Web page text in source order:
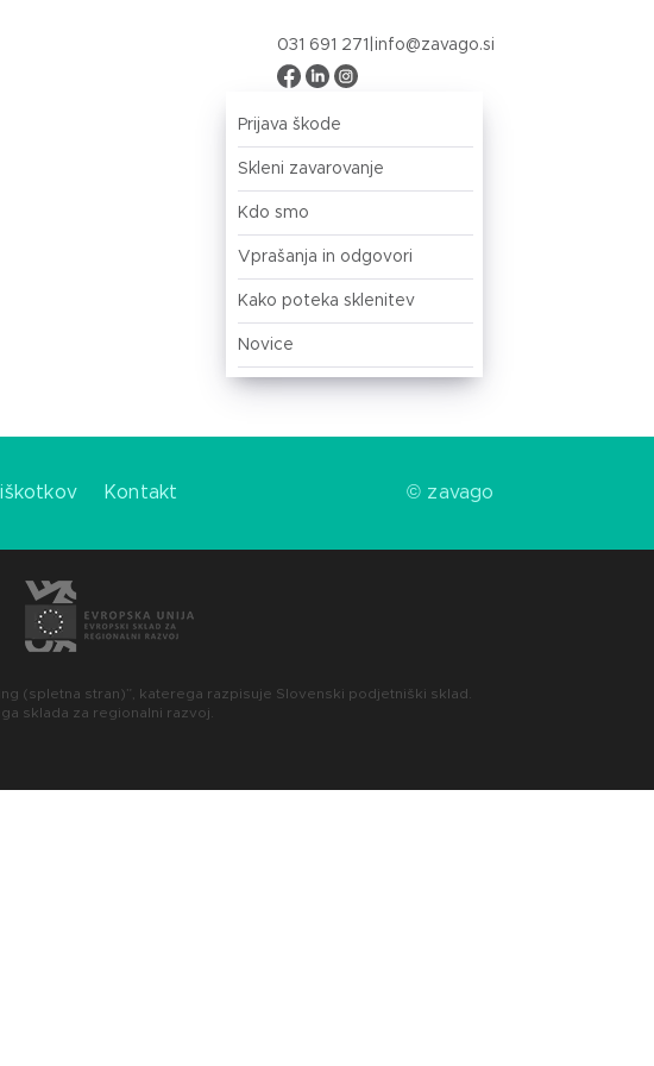
031 691 271 info@zavago.si
Prijava škode
Skleni zavarovanje
Kdo smo
Vprašanja in odgovori
Kako poteka sklenitev
Novice
Kontakt © zavago
(spletna stran)”, katerega razpisuje Slovenski podjetniški sklad.
sklada za regionalni razvoj.